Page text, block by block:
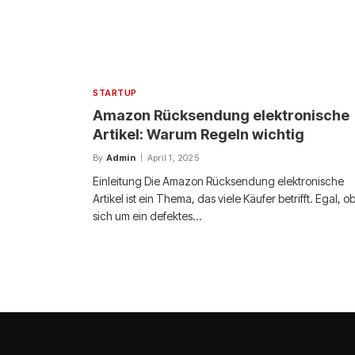
STARTUP
Amazon Rücksendung elektronische
Artikel: Warum Regeln wichtig
By Admin April 1, 2025
Einleitung Die Amazon Rücksendung elektronische
Artikel ist ein Thema, das viele Käufer betrifft. Egal,
sich um ein defektes…